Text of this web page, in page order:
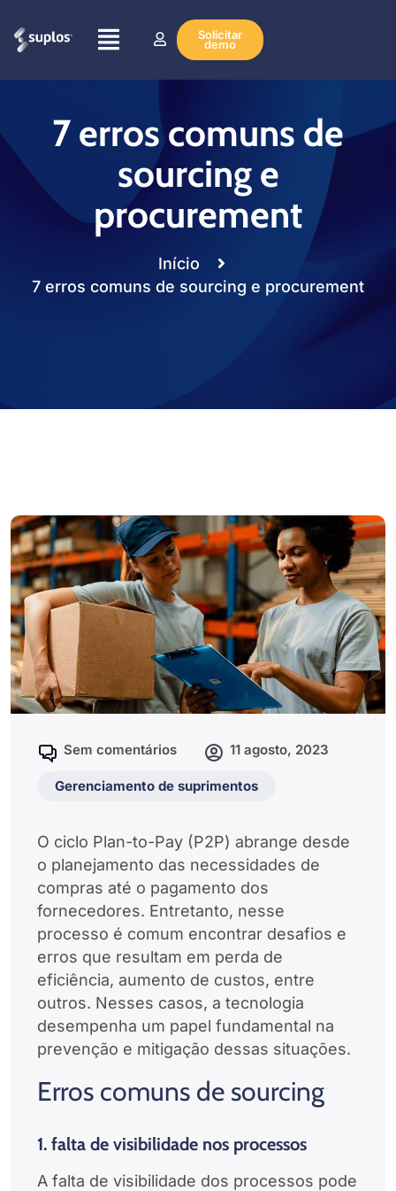
Solicitar
demo
7 erros comuns de
sourcing e
procurement
Início
7 erros comuns de sourcing e procurement
Sem comentários 11 agosto, 2023
Gerenciamento de suprimentos
O ciclo Plan-to-Pay (P2P) abrange desde
o planejamento das necessidades de
compras até o pagamento dos
fornecedores. Entretanto, nesse
processo é comum encontrar desafios e
erros que resultam em perda de
eficiência, aumento de custos, entre
outros. Nesses casos, a tecnologia
desempenha um papel fundamental na
prevenção e mitigação dessas situações.
Erros comuns de sourcing
1. falta de visibilidade nos processos
A falta de visibilidade dos processos pode